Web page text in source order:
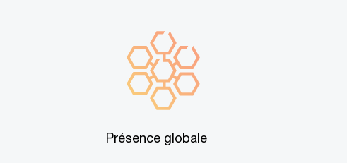
Présence globale